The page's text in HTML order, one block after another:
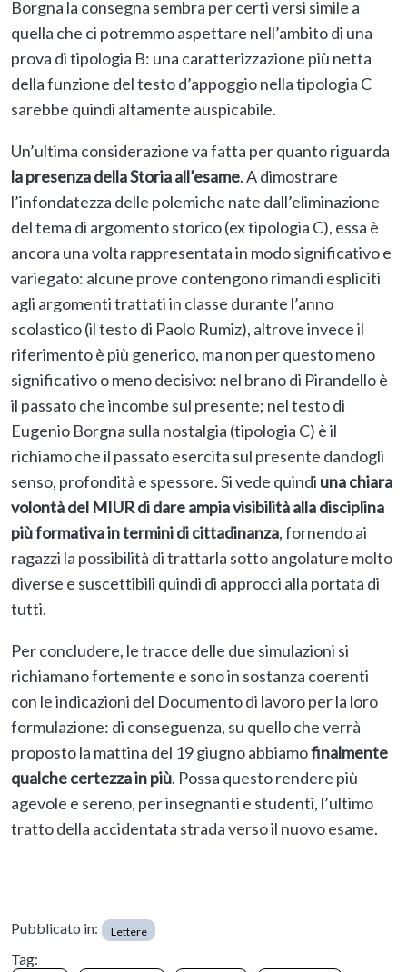
Borgna la consegna sembra per certi versi simile a
quella che ci potremmo aspettare nell’ambito di una
prova di tipologia B: una caratterizzazione più netta
della funzione del testo d’appoggio nella tipologia C
sarebbe quindi altamente auspicabile.
Un’ultima considerazione va fatta per quanto riguarda
la presenza della Storia all’esame. A dimostrare
l’infondatezza delle polemiche nate dall’eliminazione
del tema di argomento storico (ex tipologia C), essa è
ancora una volta rappresentata in modo significativo e
variegato: alcune prove contengono rimandi espliciti
agli argomenti trattati in classe durante l’anno
scolastico (il testo di Paolo Rumiz), altrove invece il
riferimento è più generico, ma non per questo meno
significativo o meno decisivo: nel brano di Pirandello è
il passato che incombe sul presente; nel testo di
Eugenio Borgna sulla nostalgia (tipologia C) è il
richiamo che il passato esercita sul presente dandogli
senso, profondità e spessore. Si vede quindi una chiara
volontà del MIUR di dare ampia visibilità alla disciplina
più formativa in termini di cittadinanza, fornendo ai
ragazzi la possibilità di trattarla sotto angolature molto
diverse e suscettibili quindi di approcci alla portata di
tutti.
Per concludere, le tracce delle due simulazioni si
richiamano fortemente e sono in sostanza coerenti
con le indicazioni del Documento di lavoro per la loro
formulazione: di conseguenza, su quello che verrà
proposto la mattina del 19 giugno abbiamofinalmente
qualche certezza in più. Possa questo rendere più
agevole e sereno, per insegnanti e studenti, l’ultimo
tratto della accidentata strada verso il nuovo esame.
Pubblicato in: Lettere
Tag: